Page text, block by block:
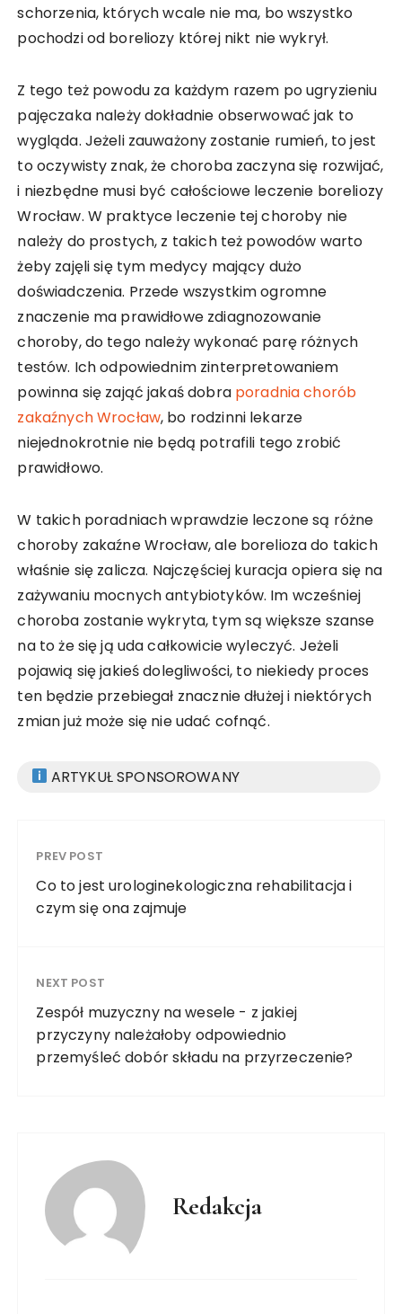
schorzenia, których wcale nie ma, bo wszystko
pochodzi od boreliozy której nikt nie wykrył.
Z tego też powodu za każdym razem po ugryzieniu
pajęczaka należy dokładnie obserwować jak to
wygląda. Jeżeli zauważony zostanie rumień, to jest
to oczywisty znak, że choroba zaczyna się rozwijać,
i niezbędne musi być całościowe leczenie boreliozy
Wrocław. W praktyce leczenie tej choroby nie
należy do prostych, z takich też powodów warto
żeby zajęli się tym medycy mający dużo
doświadczenia. Przede wszystkim ogromne
znaczenie ma prawidłowe zdiagnozowanie
choroby, do tego należy wykonać parę różnych
testów. Ich odpowiednim zinterpretowaniem
powinna się zająć jakaś dobra poradnia chorób
zakaźnych Wrocław, bo rodzinni lekarze
niejednokrotnie nie będą potrafili tego zrobić
prawidłowo.
W takich poradniach wprawdzie leczone są różne
choroby zakaźne Wrocław, ale borelioza do takich
właśnie się zalicza. Najczęściej kuracja opiera się na
zażywaniu mocnych antybiotyków. Im wcześniej
choroba zostanie wykryta, tym są większe szanse
na to że się ją uda całkowicie wyleczyć. Jeżeli
pojawią się jakieś dolegliwości, to niekiedy proces
ten będzie przebiegał znacznie dłużej i niektórych
zmian już może się nie udać cofnąć.
ARTYKUŁ SPONSOROWANY
PREV POST
Co to jest urologinekologiczna rehabilitacja i
czym się ona zajmuje
NEXT POST
Zespół muzyczny na wesele - z jakiej
przyczyny należałoby odpowiednio
przemyśleć dobór składu na przyrzeczenie?
Redakcja